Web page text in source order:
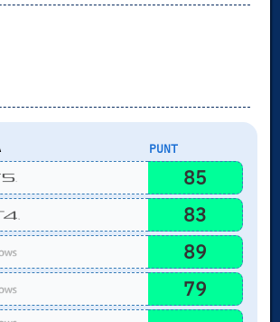
PUNT
85
83
89
79